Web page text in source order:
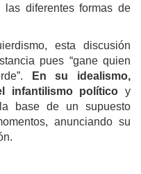
diferentes formas de
esta discusión
pues “gane quien
En su idealismo,
infantilismo político y
base de un supuesto
anunciando su